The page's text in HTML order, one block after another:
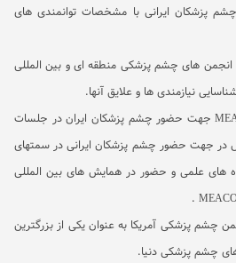
چشم پزشکان ایرانی با مشخصات توانمندی های
انجمن های چشم پزشکی منطقه ای و بین المللی
نیازمندی ها و علایق آنها.
جهت حضور چشم پزشکان ایران در جلسات
در جهت حضور چشم پزشکان ایرانی در سمتهای
های علمی و حضور در همایش های بین المللی
.
چشم پزشکی آمریکا به عنوان یکی از بزرگترین
چشم پزشکی دنیا.